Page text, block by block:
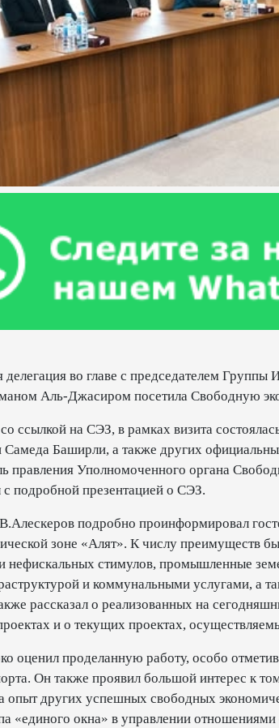
во главе с председателем Группы
Аль-Джасиром посетила Свободную
со ссылкой на СЭЗ, в рамках визита
Самеда Баширли, а также других
правления Уполномоченного органа
подробной презентацией о СЭЗ.
подробно проинформировал
зоне «Алят». К числу преимуществ
нефискальных стимулов, промышленные
и коммунальными услугами, а
рассказал о реализованных на
и о текущих проектах,
оценил проделанную работу, особо
Он также проявил большой интерес к
опыт других успешных свободных
«единого окна» в управлении отношениями